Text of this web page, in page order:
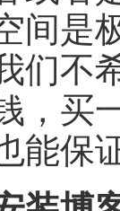
间是
们不
，买
能保